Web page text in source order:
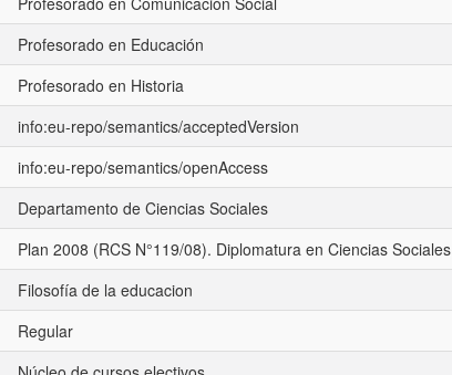
Profesorado en Educación
Profesorado en Historia
info:eu-repo/semantics/acceptedVersion
info:eu-repo/semantics/openAccess
Departamento de Ciencias Sociales
Plan 2008 (RCS N°119/08). Diplomatura en Ciencias Sociales
Filosofía de la educacion
Regular